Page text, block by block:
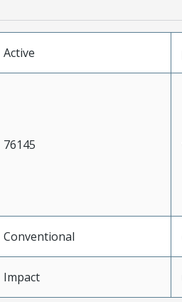
Active
76145
Conventional
Impact